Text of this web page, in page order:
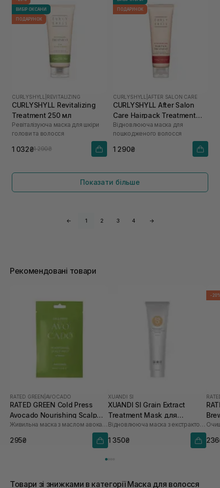
ВИБІР ОКСАНИ
ПОДАРУНОК
CURLYSHYLL REVITALIZING
CURLYSHYLL Revitalizing
Treatment 250 мл
Ревіталізуюча маска для шкіри
голови та волосся
1 032₴1 290₴
ПОДАРУНОК
CURLYSHYLL AFTER SALON CARE
CURLYSHYLL After Salon
Care Hairpack Treatment
250 мл
Відновлююча маска для
пошкодженого волосся
1 290₴
Показати більше
← 1 2 3 4 →
Рекомендовані товари
RATED GREEN AVOCADO
RATED GREEN Cold Press
Avocado Nourishing Scalp
Pack 50 мл
Живильна маска з маслом авокадо
295₴
XUANDI SI
XUANDI SI Grain Extract
Treatment Mask для
пошкодженого волосся 300
мл
Відновлююча маска з екстрактом зерна
1 350₴
-
Товари зі знижками в категорії Маска для волосся